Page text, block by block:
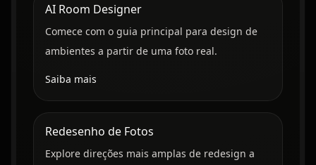
AI Room Designer
Comece com o guia principal para design de
ambientes a partir de uma foto real.
Saiba mais
Redesenho de Fotos
Explore direções mais amplas de redesign a